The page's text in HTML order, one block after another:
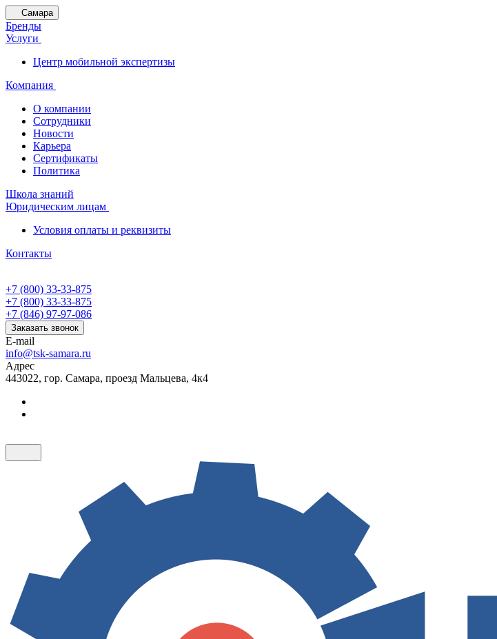
Самара
Бренды
Услуги
Центр мобильной экспертизы
Компания
О компании
Сотрудники
Новости
Карьера
Сертификаты
Политика
Школа знаний
Юридическим лицам
Условия оплаты и реквизиты
Контакты
+7 (800) 33-33-875
+7 (800) 33-33-875
+7 (846) 97-97-086
Заказать звонок
E-mail
info@tsk-samara.ru
Адрес
443022, гор. Самара, проезд Мальцева, 4к4